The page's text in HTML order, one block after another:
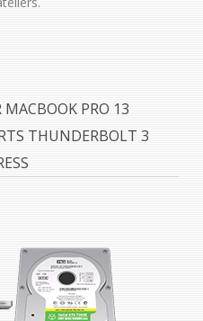
PRO 13
THUNDERBOLT 3